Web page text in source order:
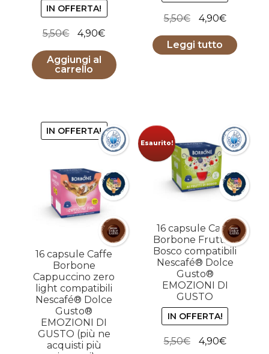
IN OFFERTA!
5,50€
prezzo
originale
era:
4,90€Il
prezzo
attuale
è:
Aggiungi al
carrello
5,50€
prezzo
originale
4,90€Il
prezzo
attuale
Leggi tutto
IN OFFERTA!
16 capsule Caffe
Borbone
Cappuccino zero
light compatibili
Nescafé® Dolce
Gusto®
EMOZIONI DI
GUSTO (più ne
acquisti più
Esaurito!
16 capsule Caffe
Borbone Frutti di
Bosco compatibili
Nescafé® Dolce
Gusto®
EMOZIONI DI
GUSTO
IN OFFERTA!
5,50€ 4,90€Il